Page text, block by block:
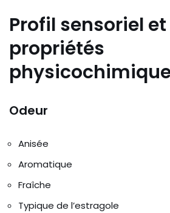
Profil sensoriel et
propriétés
Odeur
Anisée
Aromatique
Fraîche
Typique de l’estragole